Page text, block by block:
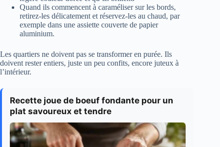
Quand ils commencent à caraméliser sur les bords,
retirez-les délicatement et réservez-les au chaud, par
exemple dans une assiette couverte de papier
aluminium.
Les quartiers ne doivent pas se transformer en purée. Ils
doivent rester entiers, juste un peu confits, encore juteux à
l’intérieur.
Recette joue de boeuf fondante pour un
plat savoureux et tendre